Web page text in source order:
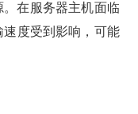
在服务器主机面临
度受到影响，可能